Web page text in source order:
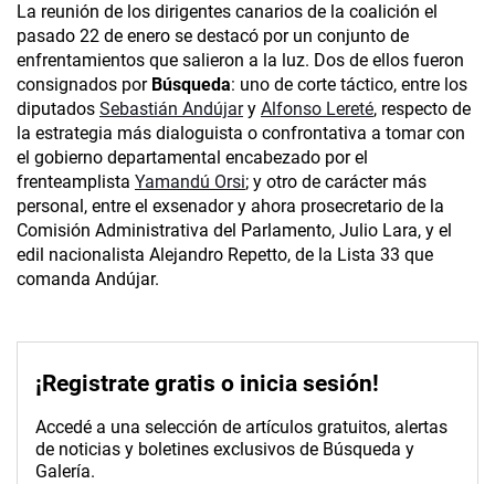
La reunión de los dirigentes canarios de la coalición el
pasado 22 de enero se destacó por un conjunto de
enfrentamientos que salieron a la luz. Dos de ellos fueron
consignados por Búsqueda: uno de corte táctico, entre los
diputados Sebastián Andújary Alfonso Lereté, respecto de
la estrategia más dialoguista o confrontativa a tomar con
el gobierno departamental encabezado por el
frenteamplista Yamandú Orsi; y otro de carácter más
personal, entre el exsenador y ahora prosecretario de la
Comisión Administrativa del Parlamento, Julio Lara, y el
edil nacionalista Alejandro Repetto, de la Lista 33 que
comanda Andújar.
¡Registrate gratis o inicia sesión!
Accedé a una selección de artículos gratuitos, alertas
de noticias y boletines exclusivos de Búsqueda y
Galería.